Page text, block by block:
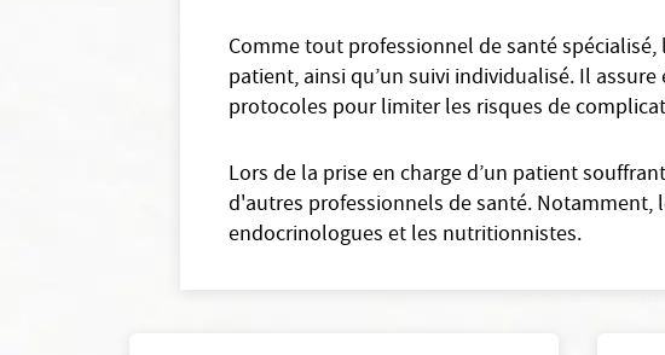
Comme tout professionnel de santé
patient, ainsi qu’un suivi individualisé. Il
protocoles pour limiter les risques de
Lors de la prise en charge d’un patient
d'autres professionnels de santé.
endocrinologues et les nutritionnistes.